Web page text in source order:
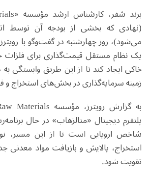
(نهادی که بخشی از بودجه آن توسط
می‌شود)، روز چهارشنبه در گفت‌وگو با رویترز
یک نظام مستقل قیمت‌گذاری برای فلزات
خاکی ایجاد کند تا از این طریق وابستگی
زمینه سرمایه‌گذاری در بخش‌های استخراج و
پلتفرم دیجیتال «متالزهاب» در حال
شاخص اروپایی است تا از این مسیر،
استخراج، پالایش و بازیافت مواد معدنی
تقویت شود.